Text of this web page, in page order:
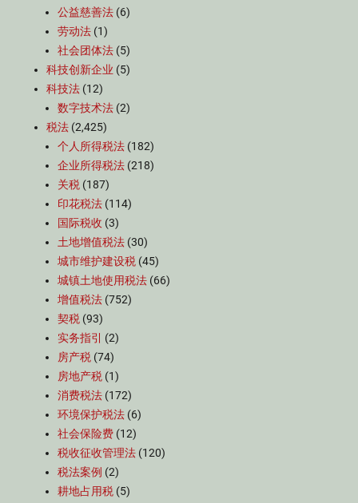
公益慈善法 (6)
劳动法 (1)
社会团体法 (5)
科技创新企业 (5)
科技法 (12)
数字技术法 (2)
税法 (2,425)
个人所得税法 (182)
企业所得税法 (218)
关税 (187)
印花税法 (114)
国际税收 (3)
土地增值税法 (30)
城市维护建设税 (45)
城镇土地使用税法 (66)
增值税法 (752)
契税 (93)
实务指引
(2)
房产税 (74)
房地产税 (1)
消费税法 (172)
环境保护税法 (6)
社会保险费 (12)
税收征收管理法 (120)
税法案例 (2)
耕地占用税 (5)